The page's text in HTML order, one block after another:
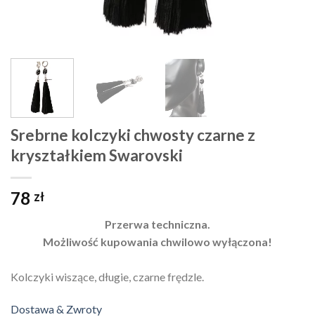
Srebrne kolczyki chwosty czarne z
kryształkiem Swarovski
78 zł
Przerwa techniczna.
Możliwość kupowania chwilowo wyłączona!
Kolczyki wiszące, długie, czarne frędzle.
Dostawa & Zwroty